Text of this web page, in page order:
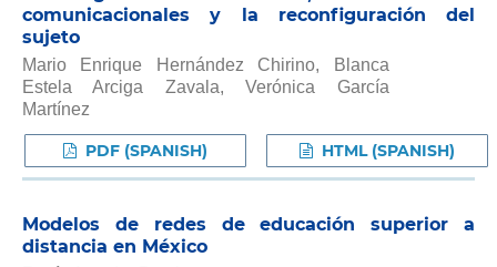
comunicacionales y la reconfiguración del
sujeto
Mario Enrique Hernández Chirino, Blanca
Estela Arciga Zavala, Verónica García
Martínez
PDF (SPANISH) HTML (SPANISH)
Modelos de redes de educación superior a
distancia en México